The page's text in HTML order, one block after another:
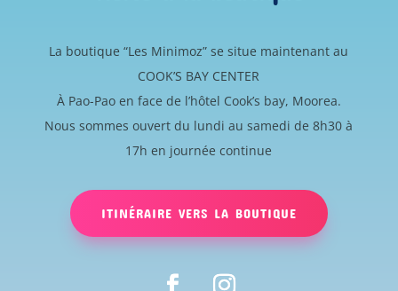
La boutique “Les Minimoz” se situe maintenant au
COOK’S BAY CENTER
À Pao-Pao en face de l’hôtel Cook’s bay, Moorea.
Nous sommes ouvert du lundi au samedi de 8h30 à
17h en journée continue
ITINÉRAIRE VERS LA BOUTIQUE